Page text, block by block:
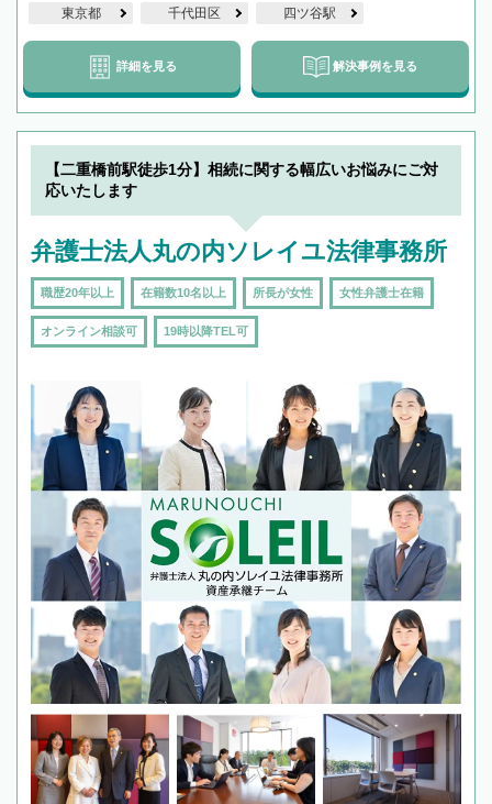
東京都 千代田区 四ツ谷駅
詳細を見る 解決事例を見る
【二重橋前駅徒歩1分】相続に関する幅広いお悩みにご対
応いたします
弁護士法人丸の内ソレイユ法律事務所
職歴20年以上 在籍数10名以上 所長が女性 女性弁護士在籍
オンライン相談可 19時以降TEL可